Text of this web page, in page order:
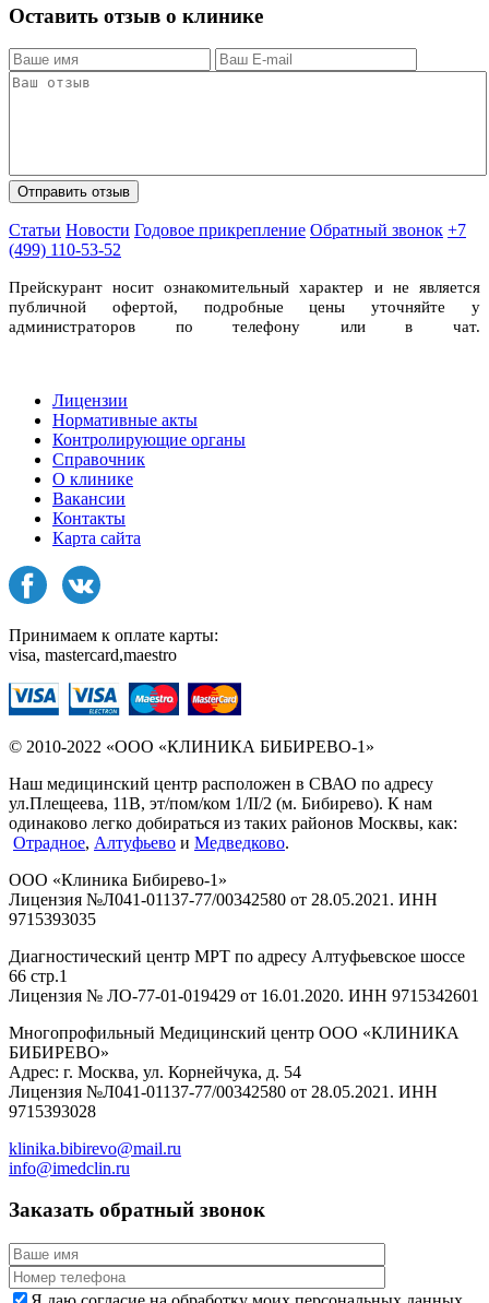
Оставить отзыв о клинике
Статьи Новости Годовое прикрепление Обратный звонок +7
(499) 110-53-52
Прейскурант носит ознакомительный характер и не является
публичной офертой, подробные цены уточняйте у
администраторов по телефону или в чат.
Лицензии
Нормативные акты
Контролирующие органы
Справочник
О клинике
Вакансии
Контакты
Карта сайта
Принимаем к оплате карты:
visa, mastercard,maestro
© 2010-2022 «ООО «КЛИНИКА БИБИРЕВО-1»
Наш медицинский центр расположен в СВАО по адресу
ул.Плещеева, 11В, эт/пом/ком 1/II/2 (м. Бибирево). К нам
одинаково легко добираться из таких районов Москвы, как:
Отрадное, Алтуфьево и Медведково.
ООО «Клиника Бибирево-1»
Лицензия №Л041-01137-77/00342580 от 28.05.2021. ИНН
9715393035
Диагностический центр МРТ по адресу Алтуфьевское шоссе
66 стр.1
Лицензия № ЛО-77-01-019429 от 16.01.2020. ИНН 9715342601
Многопрофильный Медицинский центр ООО «КЛИНИКА
БИБИРЕВО»
Адрес: г. Москва, ул. Корнейчука, д. 54
Лицензия №Л041-01137-77/00342580 от 28.05.2021. ИНН
9715393028
klinika.bibirevo@mail.ru
info@imedclin.ru
Заказать обратный звонок